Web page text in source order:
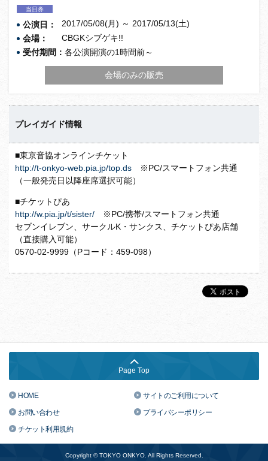
当日券
公演日：
2017/05/08(月) ～ 2017/05/13(土)
会場：
CBGKシブゲキ!!
受付期間： 各公演開演の1時間前～
会場のみの販売
プレイガイド情報
■東京音協オンラインチケット
http://t-onkyo-web.pia.jp/top.ds ※PC/スマートフォン共通
（一般発売日以降座席選択可能）
■チケットぴあ
http://w.pia.jp/t/sister/ ※PC/携帯/スマートフォン共通
セブンイレブン、サークルK・サンクス、チケットぴあ店舗
（直接購入可能）
0570-02-9999（Pコード：459-098）
Page Top
HOME
サイトのご利用について
お問い合わせ
プライバシーポリシー
チケット利用規約
Copyright © TOKYO ONKYO. All Rights Reserved.